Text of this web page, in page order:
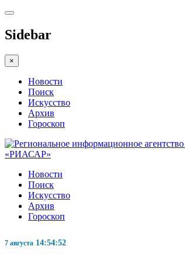
Sidebar
×
Новости
Поиск
Искусство
Архив
Гороскоп
«РИАСАР»
Новости
Поиск
Искусство
Архив
Гороскоп
7 августа 14:54:53